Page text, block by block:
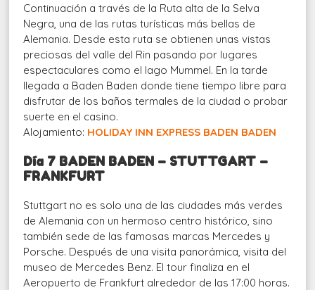
Continuación a través de la Ruta alta de la Selva
Negra, una de las rutas turísticas más bellas de
Alemania. Desde esta ruta se obtienen unas vistas
preciosas del valle del Rin pasando por lugares
espectaculares como el lago Mummel. En la tarde
llegada a Baden Baden donde tiene tiempo libre para
disfrutar de los baños termales de la ciudad o probar
suerte en el casino.
Alojamiento: HOLIDAY INN EXPRESS BADEN BADEN
Día 7 BADEN BADEN – STUTTGART –
FRANKFURT
Stuttgart no es solo una de las ciudades más verdes
de Alemania con un hermoso centro histórico, sino
también sede de las famosas marcas Mercedes y
Porsche. Después de una visita panorámica, visita del
museo de Mercedes Benz. El tour finaliza en el
Aeropuerto de Frankfurt alrededor de las 17:00 horas.